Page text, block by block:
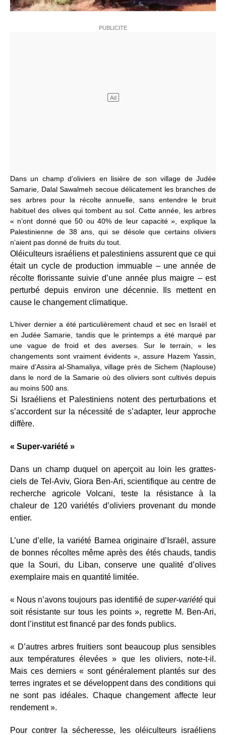
Dans un champ d’oliviers en lisière de son village de Judée
Samarie, Dalal Sawalmeh secoue délicatement les branches de
ses arbres pour la récolte annuelle, sans entendre le bruit
habituel des olives qui tombent au sol.Cette année, les arbres
« n’ont donné que 50 ou 40% de leur capacité », explique la
Palestinienne de 38 ans, qui se désole que certains oliviers
n’aient pas donné de fruits du tout.
Oléiculteurs israéliens et palestiniens assurent que ce qui
était un cycle de production immuable – une année de
récolte florissante suivie d’une année plus maigre – est
perturbé depuis environ une décennie. Ils mettent en
cause le changement climatique.
L’hiver dernier a été particulièrement chaud et sec en Israël et
en Judée Samarie, tandis que le printemps a été marqué par
une vague de froid et des averses. Sur le terrain, « les
changements sont vraiment évidents », assure Hazem Yassin,
maire d’Assira al-Shamaliya, village près de Sichem (Naplouse)
dans le nord de la Samarie où des oliviers sont cultivés depuis
au moins 500 ans.
Si Israéliens et Palestiniens notent des perturbations et
s’accordent sur la nécessité de s’adapter, leur approche
diffère.
« Super-variété »
Dans un champ duquel on aperçoit au loin les grattes-
ciels de Tel-Aviv, Giora Ben-Ari, scientifique au centre de
recherche agricole Volcani, teste la résistance à la
chaleur de 120 variétés d’oliviers provenant du monde
entier.
L’une d’elle, la variété Barnea originaire d’Israël, assure
de bonnes récoltes même après des étés chauds, tandis
que la Souri, du Liban, conserve une qualité d’olives
exemplaire mais en quantité limitée.
« Nous n’avons toujours pas identifié de super-variétéqui
soit résistante sur tous les points », regrette M. Ben-Ari,
dont l’institut est financé par des fonds publics.
« D’autres arbres fruitiers sont beaucoup plus sensibles
aux températures élevées » que les oliviers, note-t-il.
Mais ces derniers « sont généralement plantés sur des
terres ingrates et se développent dans des conditions qui
ne sont pas idéales. Chaque changement affecte leur
rendement ».
Pour contrer la sécheresse, les oléiculteurs israéliens